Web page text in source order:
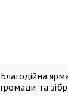
Благодійна
громади та